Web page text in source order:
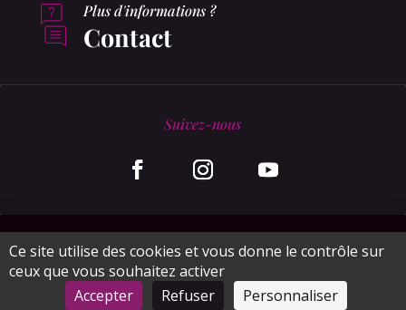
Plus d'informations ?
Contact
Suivez-nous
© MonaGraphic 2020
Plan du site Mentions légales CGV
Ce site utilise des cookies et vous donne le contrôle sur
ceux que vous souhaitez activer
Accepter
Refuser Personnaliser